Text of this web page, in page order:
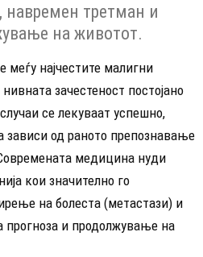
третман и
на животот.
најчестите малигни
зачестеност постојано
се лекуваат успешно,
зависи од раното препознавање
медицина нуди
кои значително го
на болеста (метастази) и
прогноза и продолжување на